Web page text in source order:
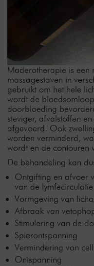
Maderotherapie is een
massagestaven in
gebruikt om het hele
wordt de
doorbloeding
steviger, afvalstoffen
afgevoerd. Ook
worden verminderd,
wordt en de contouren
De behandeling kan
Ontgifting en afvoer
van de lymfecirculatie
Vormgeving van
Afbraak van
Stimulering van de
Spierontspanning
Vermindering van
Ontspanning